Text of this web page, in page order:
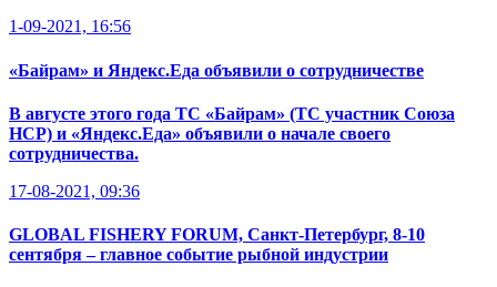
1-09-2021, 16:56
«Байрам» и Яндекс.Еда объявили о сотрудничестве
В августе этого года ТС «Байрам» (ТС участник Союза
НСР) и «Яндекс.Еда» объявили о начале своего
сотрудничества.
17-08-2021, 09:36
GLOBAL FISHERY FORUM, Санкт-Петербург, 8-10
сентября – главное событие рыбной индустрии